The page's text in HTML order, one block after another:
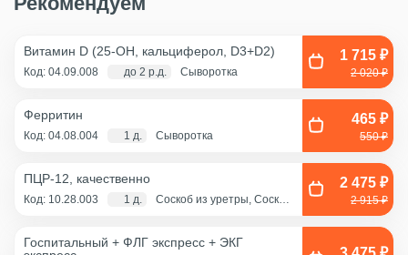
Витамин D (25-OH, кальциферол, D3+D2)
Код: 04.09.008 до 2 р.д. Сыворотка
1 715 ₽
2 020 ₽
Ферритин
Код: 04.08.004 1 д. Сыворотка
465 ₽
550 ₽
ПЦР-12, качественно
Код: 10.28.003 1 д.
Соскоб из уретры, Соскоб
канал+влагалище),
2 475 ₽
2 915 ₽
Госпитальный + ФЛГ экспресс + ЭКГ